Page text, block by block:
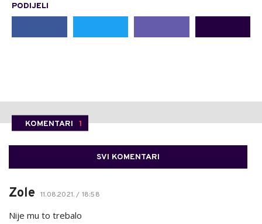
PODIJELI
KOMENTARI 1
SVI KOMENTARI
Zole 11.08.2021. / 18:58
Nije mu to trebalo